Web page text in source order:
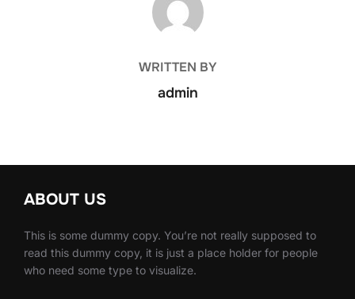
WRITTEN BY
admin
ABOUT US
This is some dummy copy. You’re not really supposed to
read this dummy copy, it is just a place holder for people
who need some type to visualize.